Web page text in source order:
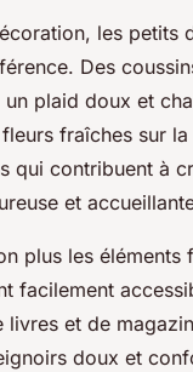
les petits
Des
plaid doux et
fraîches sur
qui contribuent à
et
plus les
facilement
livres et de
doux et